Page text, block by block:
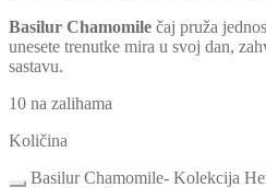
Basilur Chamomile čaj pruža
unesete trenutke mira u svoj dan,
sastavu.
10 na zalihama
Količina
Basilur Chamomile- Kolekcija